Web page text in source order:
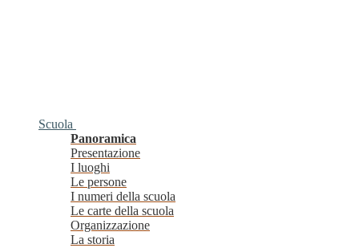
Scuola
Panoramica
Presentazione
I luoghi
Le persone
I numeri della scuola
Le carte della scuola
Organizzazione
La storia